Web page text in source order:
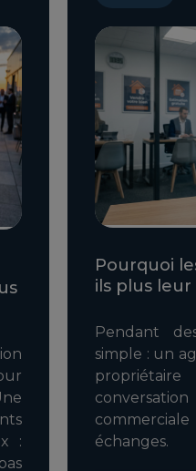
:
Pourquoi
ils plus
Pendant
simple : un
échanges.